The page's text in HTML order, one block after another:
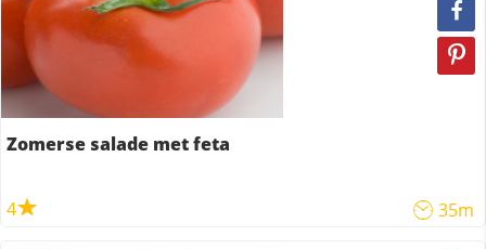
Zomerse salade met feta
4 35m